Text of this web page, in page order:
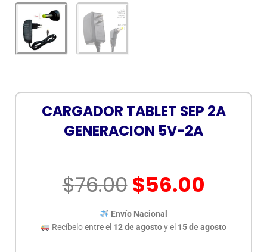
CARGADOR TABLET SEP 2A
GENERACION 5V-2A
$76.00El
precio
original
era:
$76.00.
$56.00
es:
Envío Nacional
Recíbelo entre el 12 de agostoy el 15 de agosto